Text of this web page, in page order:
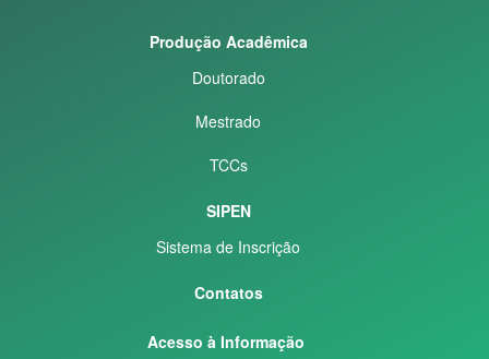
Produção Acadêmica
Doutorado
Mestrado
TCCs
SIPEN
Sistema de Inscrição
Contatos
Acesso à Informação